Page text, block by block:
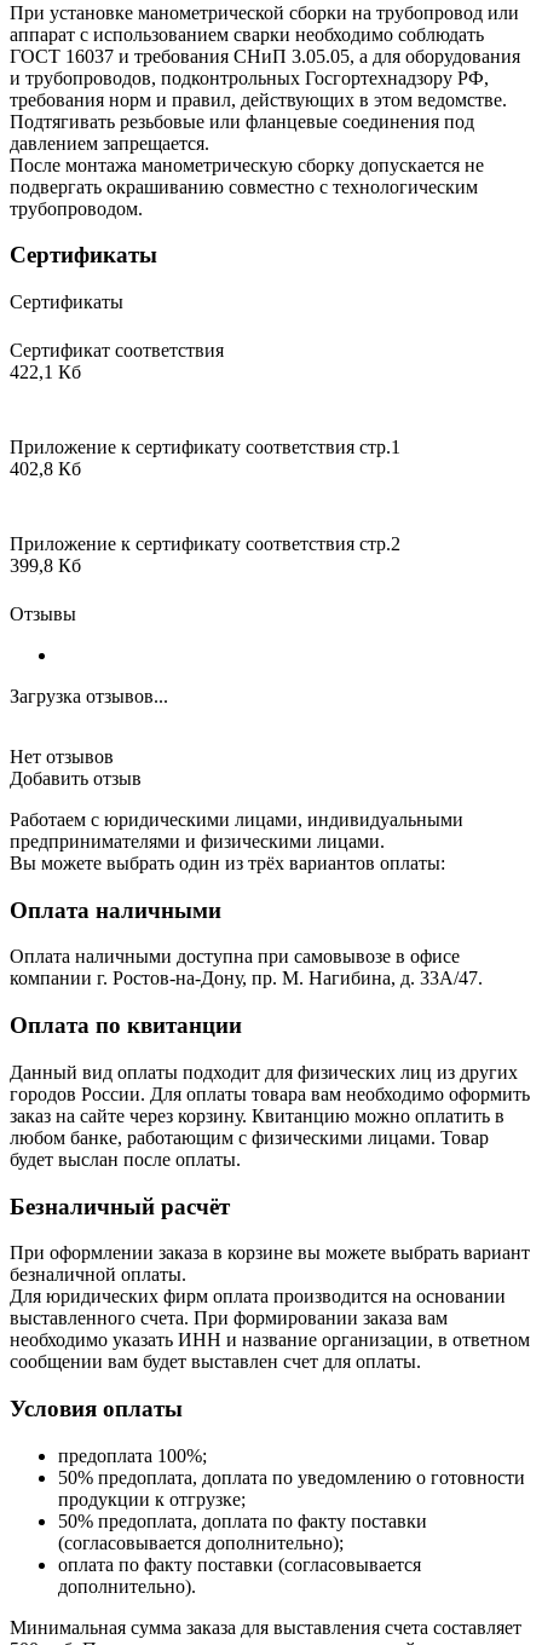
При установке манометрической сборки на трубопровод или
аппарат с использованием сварки необходимо соблюдать
ГОСТ 16037 и требования СНиП 3.05.05, а для оборудования
и трубопроводов, подконтрольных Госгортехнадзору РФ,
требования норм и правил, действующих в этом ведомстве.
Подтягивать резьбовые или фланцевые соединения под
давлением запрещается.
После монтажа манометрическую сборку допускается не
подвергать окрашиванию совместно с технологическим
трубопроводом.
Сертификаты
Сертификаты
Сертификат соответствия
422,1 Кб
Приложение к сертификату соответствия стр.1
402,8 Кб
Приложение к сертификату соответствия стр.2
399,8 Кб
Отзывы
Загрузка отзывов...
Нет отзывов
Добавить отзыв
Работаем с юридическими лицами, индивидуальными
предпринимателями и физическими лицами.
Вы можете выбрать один из трёх вариантов оплаты:
Оплата наличными
Оплата наличными доступна при самовывозе в офисе
компании г. Ростов-на-Дону, пр. М. Нагибина, д. 33А/47.
Оплата по квитанции
Данный вид оплаты подходит для физических лиц из других
городов России. Для оплаты товара вам необходимо оформить
заказ на сайте через корзину. Квитанцию можно оплатить в
любом банке, работающим с физическими лицами. Товар
будет выслан после оплаты.
Безналичный расчёт
При оформлении заказа в корзине вы можете выбрать вариант
безналичной оплаты.
Для юридических фирм оплата производится на основании
выставленного счета. При формировании заказа вам
необходимо указать ИНН и название организации, в ответном
сообщении вам будет выставлен счет для оплаты.
Условия оплаты
предоплата 100%;
50% предоплата, доплата по уведомлению о готовности
продукции к отгрузке;
50% предоплата, доплата по факту поставки
(согласовывается дополнительно);
оплата по факту поставки (согласовывается
дополнительно).
Минимальная сумма заказа для выставления счета составляет